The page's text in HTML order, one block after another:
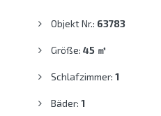
Objekt Nr.: 63783
Größe: 45 ㎡
Schlafzimmer: 1
Bäder: 1